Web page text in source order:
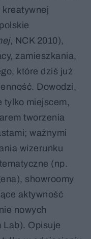
kreatywnej
, NCK 2010),
zamieszkania,
które dziś już
Dowodzi,
tylko miejscem,
tworzenia
ważnymi
wizerunku
(np.
showroomy
aktywność
nowych
Lab). Opisuje